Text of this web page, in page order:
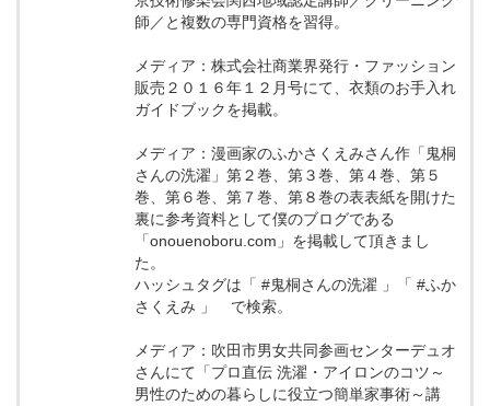
師／と複数の専門資格を習得。
メディア：株式会社商業界発行・ファッション
販売２０１６年１２月号にて、衣類のお手入れ
ガイドブックを掲載。
メディア：漫画家のふかさくえみさん作「鬼桐
さんの洗濯」第２巻、第３巻、第４巻、第５
巻、第６巻、第７巻、第８巻の表表紙を開けた
裏に参考資料として僕のブログである
「onouenoboru.com」を掲載して頂きまし
た。
ハッシュタグは「 #鬼桐さんの洗濯 」「 #ふか
さくえみ 」 で検索。
メディア：吹田市男女共同参画センターデュオ
さんにて「プロ直伝 洗濯・アイロンのコツ～
男性のための暮らしに役立つ簡単家事術～講